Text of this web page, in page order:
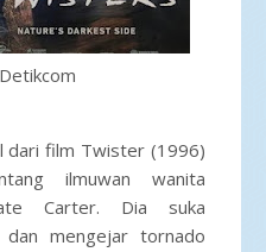
dari film Twister (1996)
ilmuwan wanita
Carter. Dia suka
mengejar tornado